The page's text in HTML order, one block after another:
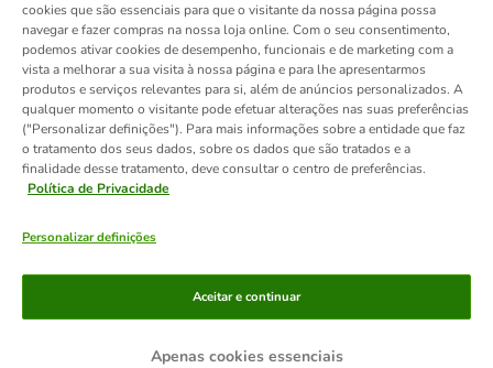
cookies que são essenciais para que o visitante da nossa página possa
navegar e fazer compras na nossa loja online. Com o seu consentimento,
podemos ativar cookies de desempenho, funcionais e de marketing com a
vista a melhorar a sua visita à nossa página e para lhe apresentarmos
produtos e serviços relevantes para si, além de anúncios personalizados. A
qualquer momento o visitante pode efetuar alterações nas suas preferências
("Personalizar definições"). Para mais informações sobre a entidade que faz
o tratamento dos seus dados, sobre os dados que são tratados e a
finalidade desse tratamento, deve consultar o centro de preferências.
Política de Privacidade
Personalizar definições
Apenas cookies essenciais
Aceitar e continuar